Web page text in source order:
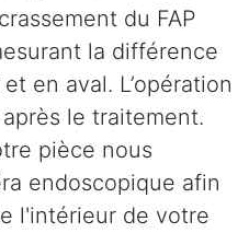
du FAP
la différence
en aval. L’opération
le traitement.
pièce nous
endoscopique afin
l'intérieur de votre